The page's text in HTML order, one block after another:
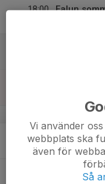
18:00
Falun
Falun
Falun
Vi använder
webbplats ska
även för
Så